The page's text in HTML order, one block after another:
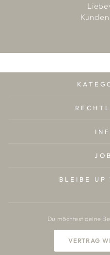
BLEIBE UP
Erhalte als
Rabattaktionen,
limitierten
Du möchtest deine
VERTRAG